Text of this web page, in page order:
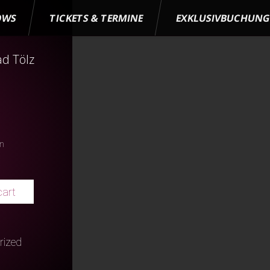
TICKETS & TERMINE EXKLUSIVBUCHUNG
Tölz